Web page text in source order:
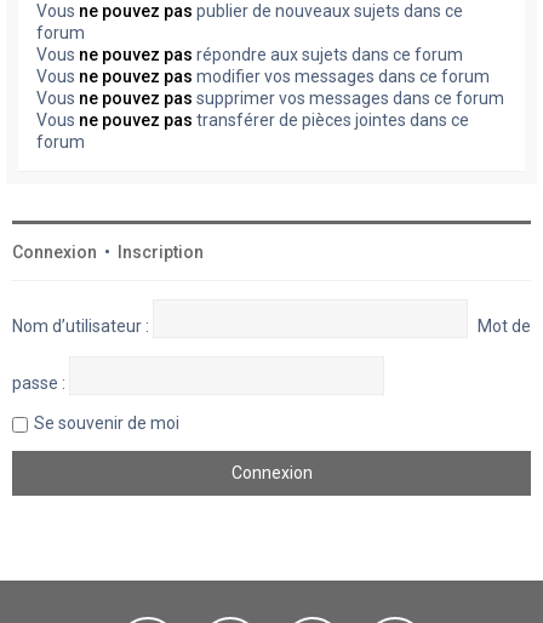
Vous ne pouvez pas publier de nouveaux sujets dans ce
forum
Vous ne pouvez pas répondre aux sujets dans ce forum
Vous ne pouvez pas modifier vos messages dans ce forum
Vous ne pouvez pas supprimer vos messages dans ce forum
Vous ne pouvez pas transférer de pièces jointes dans ce
forum
Connexion • Inscription
Nom d’utilisateur : Mot de
passe :
Se souvenir de moi